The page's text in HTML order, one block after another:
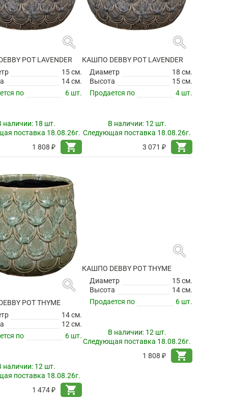
search
POT LAVENDER
15 см.
14 см.
по
6 шт.
наличии: 18 шт.
поставка 18.08.26г.
1 808 ₽
shopping_cart
search
КАШПО DEBBY POT LAVENDER
Диаметр
18 см.
Высота
15 см.
Продается по
4 шт.
В наличии: 12 шт.
Следующая поставка 18.08.26г.
3 071 ₽
shopping_cart
search
POT THYME
14 см.
12 см.
по
6 шт.
наличии: 12 шт.
поставка 18.08.26г.
1 474 ₽
shopping_cart
search
КАШПО DEBBY POT THYME
Продается по